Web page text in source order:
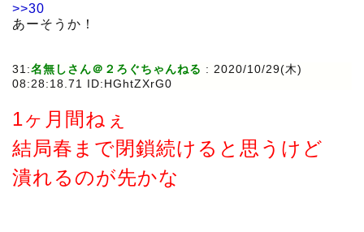
>>30
あーそうか！
31:名無しさん＠２ろぐちゃんねる : 2020/10/29(木)
08:28:18.71 ID:HGhtZXrG0
1ヶ月間ねぇ
結局春まで閉鎖続けると思うけど
潰れるのが先かな